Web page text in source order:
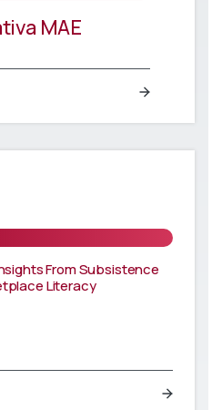
MAE
From Subsistence
Literacy